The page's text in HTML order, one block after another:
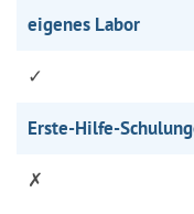
eigenes Labor
✓
Erste-Hilfe-
✗